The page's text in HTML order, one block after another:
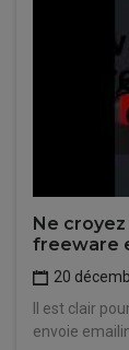
Ne
freeware
20
Il est clair
envoie